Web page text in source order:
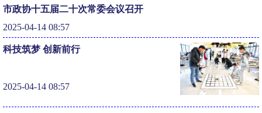
市政协十五届二十次常委会议召开
2025-04-14 08:57
科技筑梦 创新前行
2025-04-14 08:57